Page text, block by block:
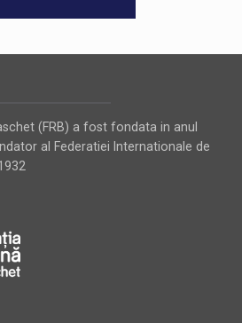
(FRB) a fost fondata in anul
al Federatiei Internationale de